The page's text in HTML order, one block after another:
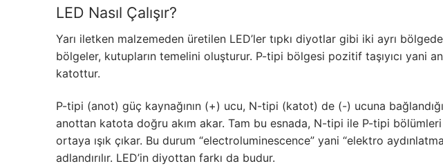
Ultra İnce Lineer Aydınlatma
LED Modüller
Sabit Gerilim Şerit LED
LED Nasıl Çalışır?
Yarı iletken malzemeden üretilen LED’ler tıpkı diyotlar gibi iki ayrı
bölgeler, kutupların temelini oluşturur. P-tipi bölgesi pozitif taşıyıcı yani
katottur.
P-tipi (anot) güç kaynağının (+) ucu, N-tipi (katot) de (-) ucuna
anottan katota doğru akım akar. Tam bu esnada, N-tipi ile P-tipi
ortaya ışık çıkar. Bu durum “electroluminescence” yani “elektro
adlandırılır. LED’in diyottan farkı da budur.